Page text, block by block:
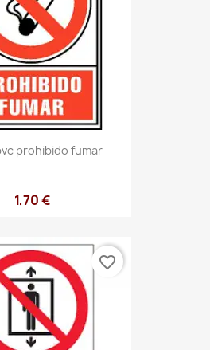
prohibido fumar
1,70 €
favorite_border